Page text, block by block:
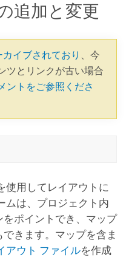
追加と変更
カイブされており 、今
ツとリンクが古い場合
ントをご参照くださ
使用してレイアウトに
ムは、プロジェクト内
ポイントでき、マップ
きます。マップを含ま
アウト ファイルを作成